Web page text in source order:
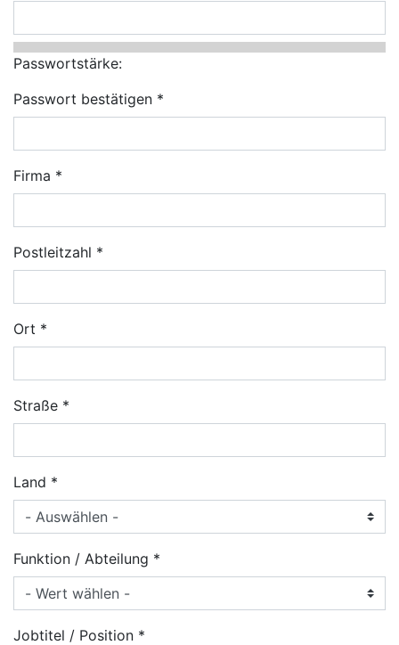
Passwortstärke:
Passwort bestätigen
Firma
Postleitzahl
Ort
Straße
Land
Funktion / Abteilung
Jobtitel / Position